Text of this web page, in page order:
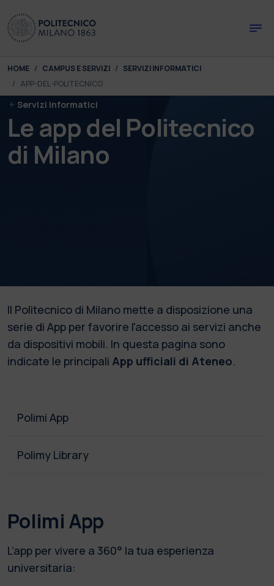
You are here:
HOME CAMPUS E SERVIZI
SERVIZI INFORMATICI
APP-DEL-POLITECNICO
Servizi Informatici
Le app del Politecnico
di Milano
Il Politecnico di Milano mette a disposizione una
serie di App per favorire l'accesso ai servizi anche
da dispositivi mobili. In questa pagina sono
indicate le principali App ufficiali di Ateneo.
Polimi App
Polimy Library
Polimi App
L’app per vivere a 360° la tua esperienza
universitaria: